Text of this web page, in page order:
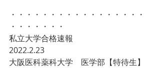
・・・・・・・・・・・・・・・・・
・・・・・・・
私立大学合格速報
2022.2.23
大阪医科薬科大学　医学部【特待生】